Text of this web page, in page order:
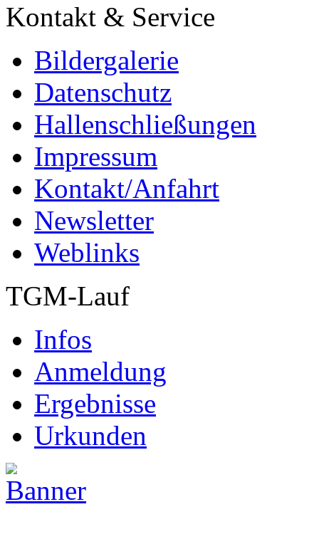
Kontakt & Service
Bildergalerie
Datenschutz
Hallenschließungen
Impressum
Kontakt/Anfahrt
Newsletter
Weblinks
TGM-Lauf
Infos
Anmeldung
Ergebnisse
Urkunden